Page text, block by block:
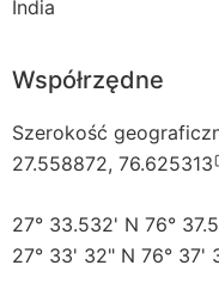
India
Współrzędne
Szerokość
27.558872, 76.625313
27° 33.532' N 76°
27° 33' 32" N 76° 37'